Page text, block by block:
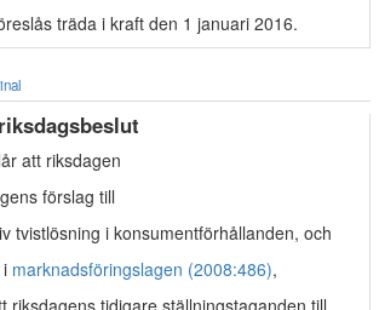
träda i kraft den 1 januari 2016.
att riksdagen
förslag till
tvistlösning i konsumentförhållanden, och
i marknadsföringslagen (2008:486),
riksdagens tidigare ställningstaganden till